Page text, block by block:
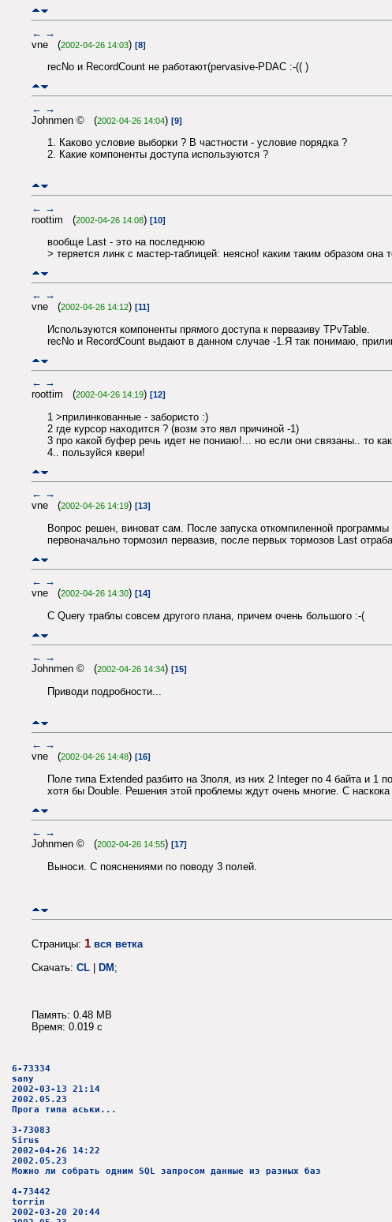
← →
vne (2002-04-26 14:03) [8]
recNo и RecordCount не работают(pervasive-PDAC :-(( )
← →
Johnmen © (2002-04-26 14:04) [9]
1. Каково условие выборки ? В частности - условие порядка ?
2. Какие компоненты доступа используются ?
← →
roottim (2002-04-26 14:08) [10]
вообще Last - это на последнюю
> теряется линк с мастер-таблицей: неясно! каким таким образом она
← →
vne (2002-04-26 14:12) [11]
Используются компоненты прямого доступа к первазиву TPvTable.
recNo и RecordCount выдают в данном случае -1.Я так понимаю,
← →
roottim (2002-04-26 14:19) [12]
1 >прилинкованные - забористо :)
2 где курсор находится ? (возм это явл причиной -1)
3 про какой буфер речь идет не пониаю!... но если они связаны.. то
4.. пользуйся квери!
← →
vne (2002-04-26 14:19) [13]
Вопрос решен, виноват сам. После запуска откомпиленной программы
первоначально тормозил первазив, после первых тормозов Last
← →
vne (2002-04-26 14:30) [14]
С Query траблы совсем другого плана, причем очень большого :-(
← →
Johnmen © (2002-04-26 14:34) [15]
Приводи подробности...
← →
vne (2002-04-26 14:48) [16]
Поле типа Extended разбито на 3поля, из них 2 Integer по 4 байта и 1
хотя бы Double. Решения этой проблемы ждут очень многие. С
← →
Johnmen © (2002-04-26 14:55) [17]
Выноси. С пояснениями по поводу 3 полей.
Страницы: 1 вся ветка
Скачать: CL DM ;
Память: 0.48 MB
Время: 0.019 c
6-73334
sany
2002-03-13 21:14
2002.05.23
Прога типа аськи...
3-73083
Sirus
2002-04-26 14:22
2002.05.23
Можно ли собрать одним SQL запросом данные из разных баз
4-73442
torrin
2002-03-20 20:44